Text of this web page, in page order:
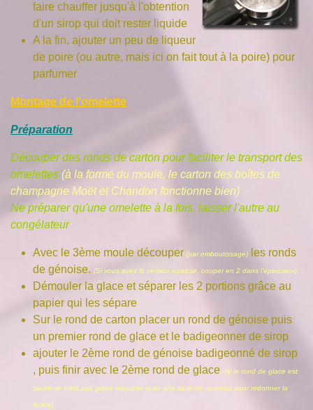
faire chauffer jusqu'à l'obtention
d'un sirop qui doit rester liquide
A la fin, ajouter un peu de liqueur
de poire (ou autre, mais ici on fait tout à la poire) pour
parfumer
Montage de l'omelette
Préparation
Découper des ronds de carton pour faciliter le transport des
omelettes (à la forme du moule, le carton des boîtes de
champagne Moët et Chandon fonctionne bien)
Ne préparer qu'une omelette à la fois, laisser l'autre au
congélateur
Avec le 3ème moule découper (par emboutissage)
les ronds
de génoise. (Si vous avez la version épaisse, couper en 2 dans l'épaisseur).
Démouler la glace et séparer les 2 portions grâce au
papier qui les sépare
Sur le rond de carton placer un rond de génoise puis
un premier rond de glace et le badigeonner de sirop
ajouter le 2ème rond de génoise badigeonné de sirop
, puis finir avec le 2ème rond de glace . (si le rond de glace est
cassé ce n'est pas grave réajuster avec une lame de couteau pour redonner la
forme).